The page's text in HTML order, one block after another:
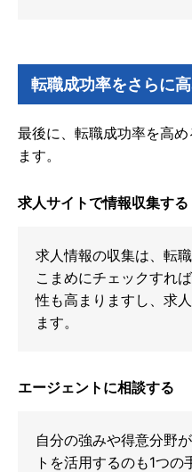
転職成功率をさらに
最後に、転職成功率を高
ます。
求人サイトで情報収集する
求人情報の収集は、転
こまめにチェックすれ
性も高まりますし、求
ます。
エージェントに相談する
自分の強みや得意分野
トを活用するのも1つ